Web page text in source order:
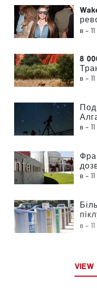
в -
8
в -
в -
в -
в -
VIEW